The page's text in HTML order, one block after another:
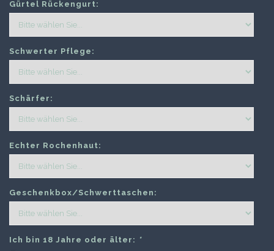
Gürtel Rückengurt:
Schwerter Pflege:
Schärfer:
Echter Rochenhaut:
Geschenkbox/Schwerttaschen:
Ich bin 18 Jahre oder älter: *